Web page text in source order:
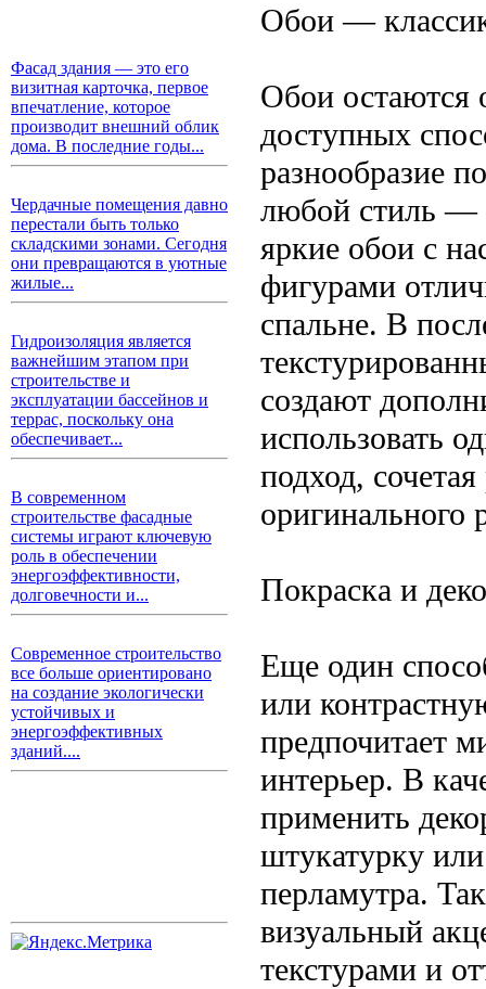
Фасад здания — это его
визитная карточка, первое
впечатление, которое
производит внешний облик
дома. В последние годы...
Чердачные помещения давно
перестали быть только
складскими зонами. Сегодня
они превращаются в уютные
жилые...
Гидроизоляция является
важнейшим этапом при
строительстве и
эксплуатации бассейнов и
террас, поскольку она
обеспечивает...
В современном
строительстве фасадные
системы играют ключевую
роль в обеспечении
энергоэффективности,
долговечности и...
Современное строительство
все больше ориентировано
на создание экологически
устойчивых и
энергоэффективных
зданий....
Обои —
Обои остаются
доступных
разнообразие
любой стиль —
яркие обои с
фигурами
спальне. В
создают
использовать
подход,
оригинального
Покраска и
Еще один
или
предпочитает
интерьер. В
применить
штукатурку
перламутра.
визуальный
текстурами и